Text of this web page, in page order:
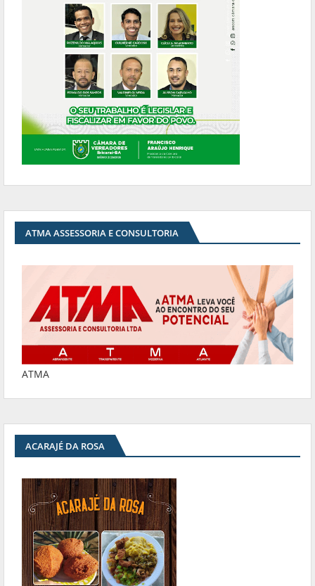
ATMA ASSESSORIA E CONSULTORIA
ATMA
ACARAJÉ DA ROSA